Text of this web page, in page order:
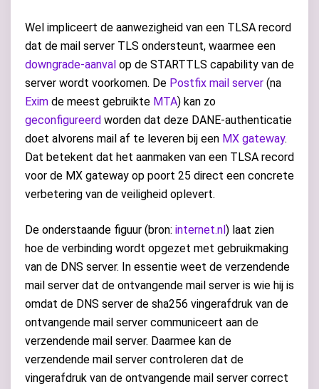
Wel impliceert de aanwezigheid van een TLSA record
dat de mail server TLS ondersteunt, waarmee een
downgrade-aanval op de STARTTLS capability van de
server wordt voorkomen. De Postfix mail server (na
Exim de meest gebruikte MTA) kan zo
geconfigureerd worden dat deze DANE-authenticatie
doet alvorens mail af te leveren bij een MX gateway.
Dat betekent dat het aanmaken van een TLSA record
voor de MX gateway op poort 25 direct een concrete
verbetering van de veiligheid oplevert.
De onderstaande figuur (bron: internet.nl ) laat zien
hoe de verbinding wordt opgezet met gebruikmaking
van de DNS server. In essentie weet de verzendende
mail server dat de ontvangende mail server is wie hij is
omdat de DNS server de sha256 vingerafdruk van de
ontvangende mail server communiceert aan de
verzendende mail server. Daarmee kan de
verzendende mail server controleren dat de
vingerafdruk van de ontvangende mail server correct